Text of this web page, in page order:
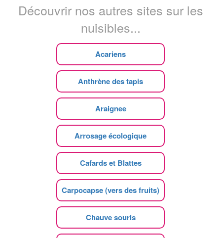
Découvrir nos autres sites sur les
nuisibles...
Acariens
Anthrène des tapis
Araignee
Arrosage écologique
Cafards et Blattes
Carpocapse (vers des fruits)
Chauve souris